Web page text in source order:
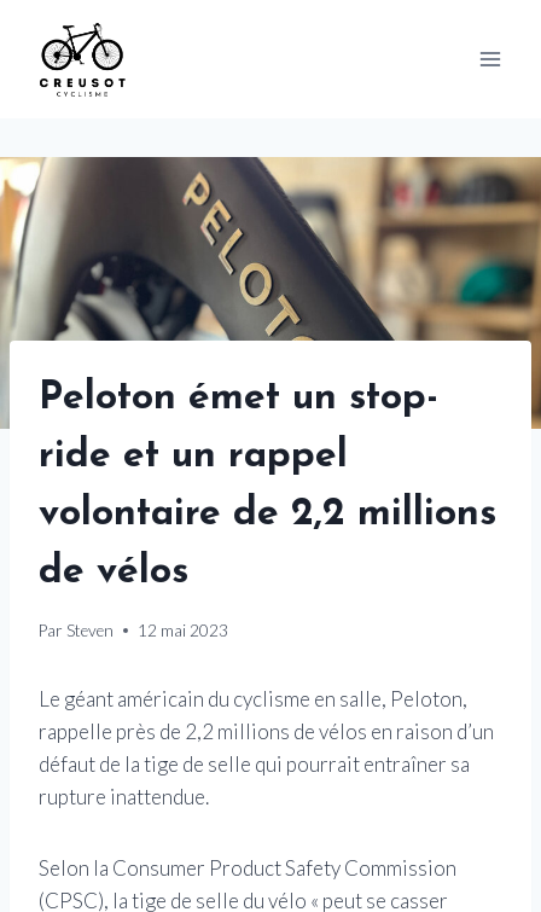
content
Peloton émet un stop-
ride et un rappel
volontaire de 2,2 millions
de vélos
Par Steven 12 mai 2023
Le géant américain du cyclisme en salle, Peloton,
rappelle près de 2,2 millions de vélos en raison d’un
défaut de la tige de selle qui pourrait entraîner sa
rupture inattendue.
Selon la Consumer Product Safety Commission
(CPSC), la tige de selle du vélo « peut se casser